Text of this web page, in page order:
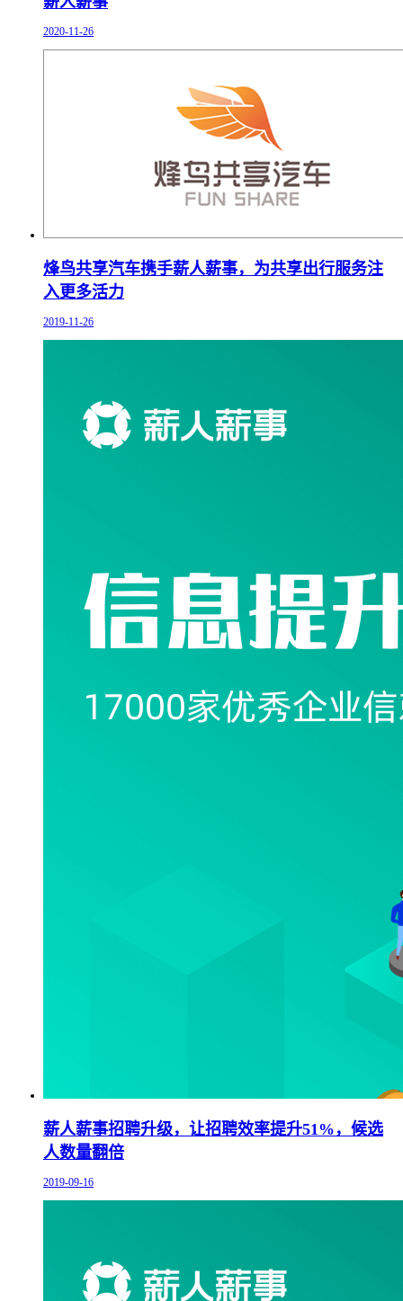
2020-11-26
烽鸟共享汽车携手薪人薪事，为共享出行服务注
入更多活力
2019-11-26
薪人薪事招聘升级，让招聘效率提升51%，候选
人数量翻倍
2019-09-16